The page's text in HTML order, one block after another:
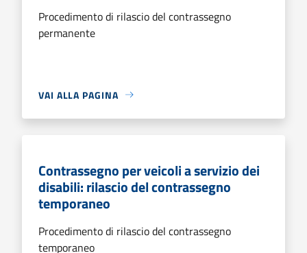
Procedimento di rilascio del contrassegno
permanente
VAI ALLA PAGINA
Contrassegno per veicoli a servizio dei
disabili: rilascio del contrassegno
temporaneo
Procedimento di rilascio del contrassegno
temporaneo